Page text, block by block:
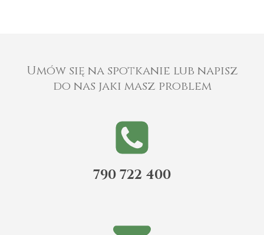
Umów się na spotkanie lub napisz
do nas jaki masz problem
790 722 400